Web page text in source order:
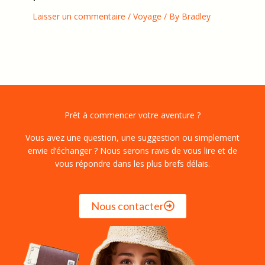
Laisser un commentaire / Voyage / By Bradley
Prêt à commencer votre aventure ?
Vous avez une question, une suggestion ou simplement
envie d’échanger ? Nous serons ravis de vous lire et de
vous répondre dans les plus brefs délais.
Nous contacter